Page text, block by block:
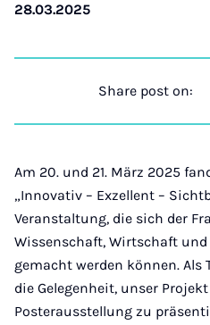
28.03.2025
Share post on:
Am 20. und 21. März 2025
„Innovativ – Exzellent –
Veranstaltung, die sich der
Wissenschaft, Wirtschaft
gemacht werden können.
die Gelegenheit, unser Projekt
Posterausstellung zu